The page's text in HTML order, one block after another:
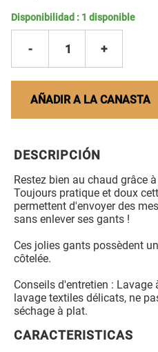
Disponibilidad : 1 disponible
- 1 +
AÑADIR A LA CANASTA
DESCRIPCIÓN
Restez bien au chaud grâce
Toujours pratique et doux
permettent d'envoyer des
sans enlever ses gants !
Ces jolies gants possèdent
côtelée.
Conseils d'entretien :
lavage textiles délicats, ne
séchage à plat.
CARACTERISTICAS